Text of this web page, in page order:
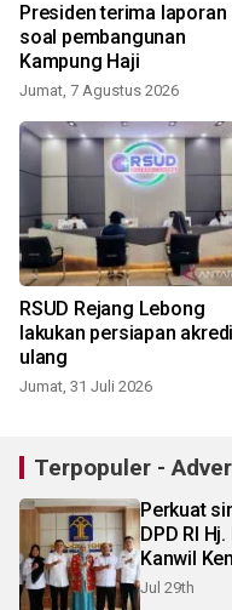
Presiden terima laporan
soal pembangunan
Kampung Haji
Jumat, 7 Agustus 2026
RSUD Rejang Lebong
lakukan persiapan
ulang
Jumat, 31 Juli 2026
Terpopuler -
Perkuat
DPD RI
Kanwil
Jul 29th